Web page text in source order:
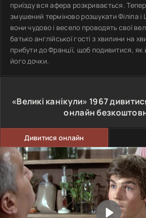
приїзду вся афера розкривається.
змушений терміново розшукати Філіпа і
вони чудово і весело проводять свої
батько англійської гості з хвилини на
прибути до Франції, щоб подивитися, як
його дочки.
«Великі канікули» 1967
онлайн
Дивитися онлайн